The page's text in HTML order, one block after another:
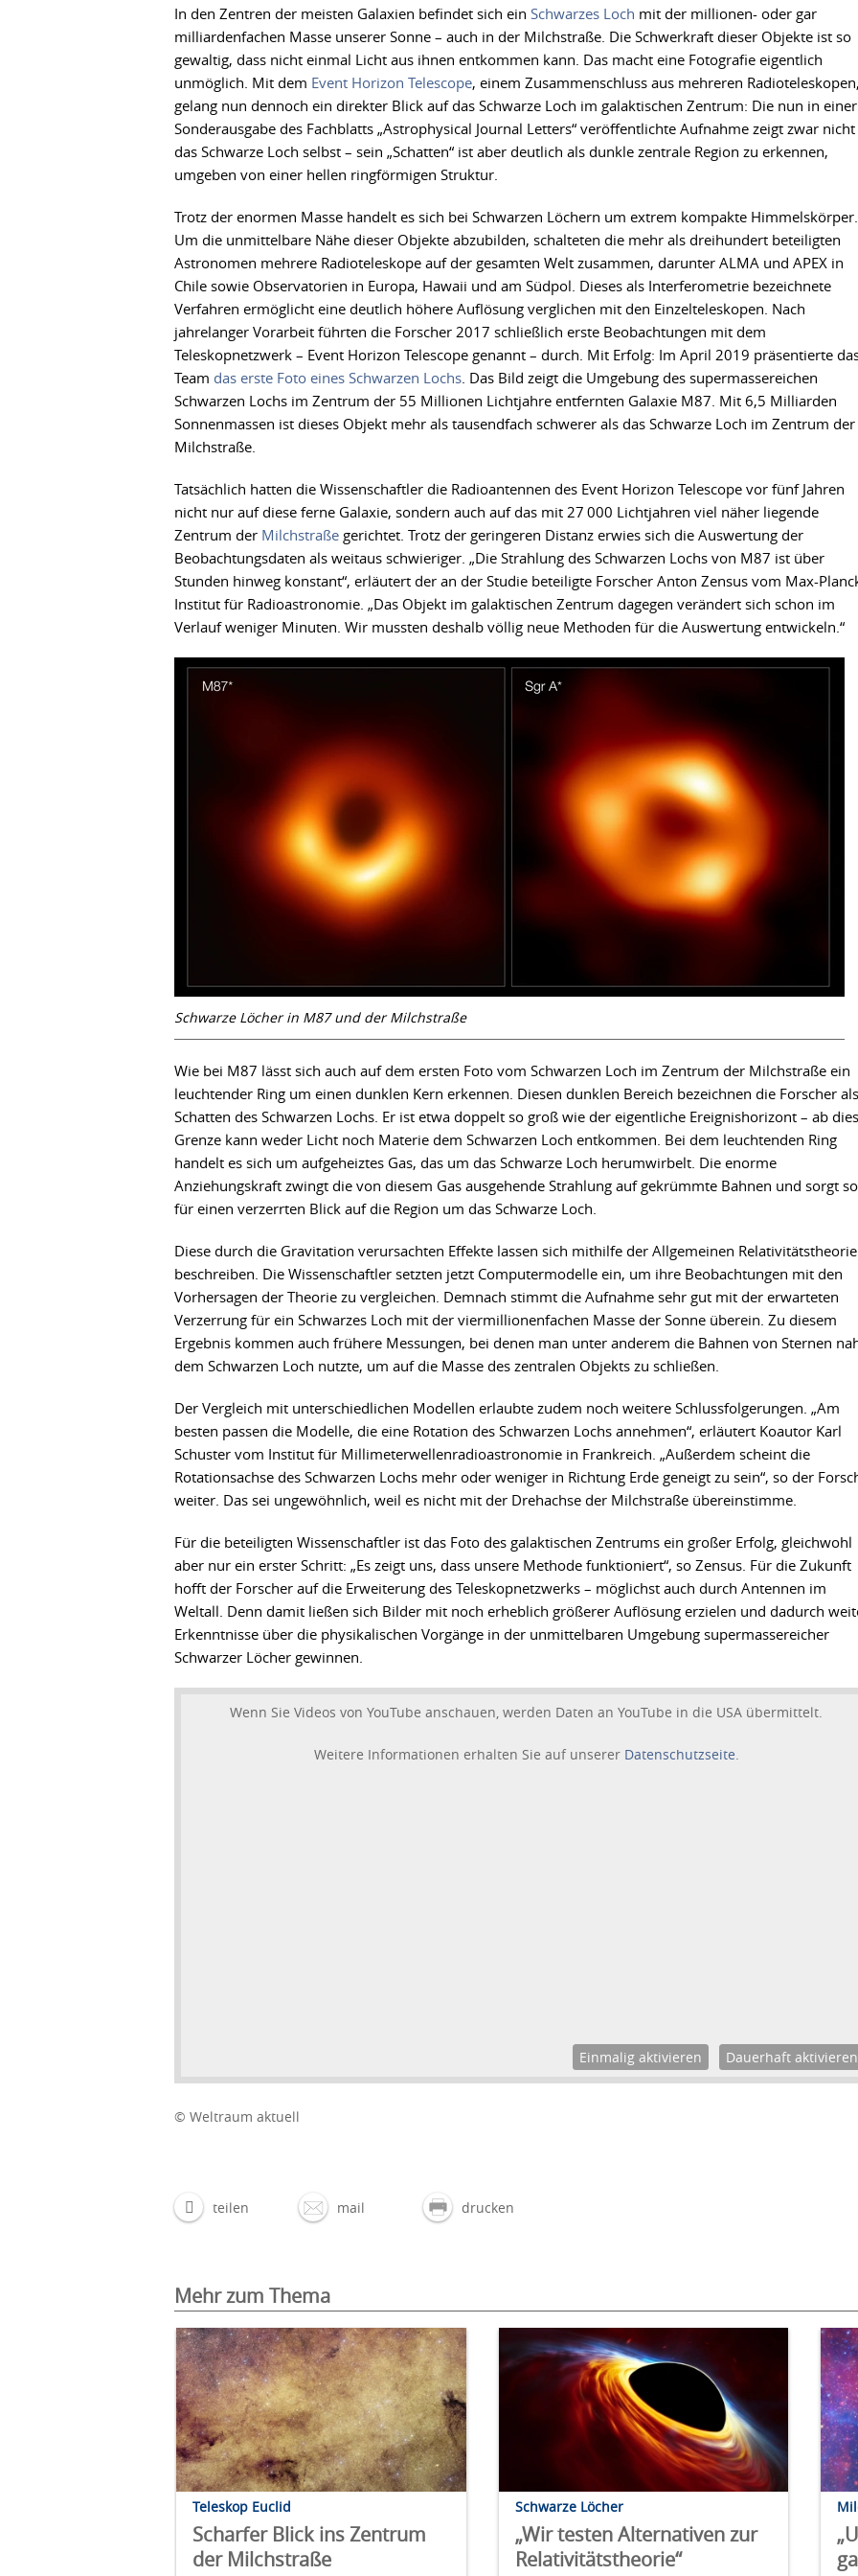
In den Zentren der meisten Galaxien befindet sich ein Schwarzes Loch mit der millionen- oder gar
milliardenfachen Masse unserer Sonne – auch in der Milchstraße. Die Schwerkraft dieser Objekte ist so
gewaltig, dass nicht einmal Licht aus ihnen entkommen kann. Das macht eine Fotografie eigentlich
unmöglich. Mit dem Event Horizon Telescope, einem Zusammenschluss aus mehreren Radioteleskopen,
gelang nun dennoch ein direkter Blick auf das Schwarze Loch im galaktischen Zentrum: Die nun in einer
Sonderausgabe des Fachblatts „Astrophysical Journal Letters“ veröffentlichte Aufnahme zeigt zwar nicht
das Schwarze Loch selbst – sein „Schatten“ ist aber deutlich als dunkle zentrale Region zu erkennen,
umgeben von einer hellen ringförmigen Struktur.
Trotz der enormen Masse handelt es sich bei Schwarzen Löchern um extrem kompakte Himmelskörper.
Um die unmittelbare Nähe dieser Objekte abzubilden, schalteten die mehr als dreihundert beteiligten
Astronomen mehrere Radioteleskope auf der gesamten Welt zusammen, darunter ALMA und APEX in
Chile sowie Observatorien in Europa, Hawaii und am Südpol. Dieses als Interferometrie bezeichnete
Verfahren ermöglicht eine deutlich höhere Auflösung verglichen mit den Einzelteleskopen. Nach
jahrelanger Vorarbeit führten die Forscher 2017 schließlich erste Beobachtungen mit dem
Teleskopnetzwerk – Event Horizon Telescope genannt – durch. Mit Erfolg: Im April 2019 präsentierte
Team das erste Foto eines Schwarzen Lochs. Das Bild zeigt die Umgebung des supermassereichen
Schwarzen Lochs im Zentrum der 55 Millionen Lichtjahre entfernten Galaxie M87. Mit 6,5 Milliarden
Sonnenmassen ist dieses Objekt mehr als tausendfach schwerer als das Schwarze Loch im Zentrum der
Milchstraße.
Tatsächlich hatten die Wissenschaftler die Radioantennen des Event Horizon Telescope vor fünf Jahren
nicht nur auf diese ferne Galaxie, sondern auch auf das mit 27 000 Lichtjahren viel näher liegende
Zentrum der Milchstraße gerichtet. Trotz der geringeren Distanz erwies sich die Auswertung der
Beobachtungsdaten als weitaus schwieriger. „Die Strahlung des Schwarzen Lochs von M87 ist über
Stunden hinweg konstant“, erläutert der an der Studie beteiligte Forscher Anton Zensus vom Max-
Institut für Radioastronomie. „Das Objekt im galaktischen Zentrum dagegen verändert sich schon im
Verlauf weniger Minuten. Wir mussten deshalb völlig neue Methoden für die Auswertung entwickeln.“
Schwarze Löcher in M87 und der Milchstraße
Wie bei M87 lässt sich auch auf dem ersten Foto vom Schwarzen Loch im Zentrum der Milchstraße ein
leuchtender Ring um einen dunklen Kern erkennen. Diesen dunklen Bereich bezeichnen die Forscher als
Schatten des Schwarzen Lochs. Er ist etwa doppelt so groß wie der eigentliche Ereignishorizont – ab
Grenze kann weder Licht noch Materie dem Schwarzen Loch entkommen. Bei dem leuchtenden Ring
handelt es sich um aufgeheiztes Gas, das um das Schwarze Loch herumwirbelt. Die enorme
Anziehungskraft zwingt die von diesem Gas ausgehende Strahlung auf gekrümmte Bahnen und sorgt so
für einen verzerrten Blick auf die Region um das Schwarze Loch.
Diese durch die Gravitation verursachten Effekte lassen sich mithilfe der Allgemeinen Relativitätstheorie
beschreiben. Die Wissenschaftler setzten jetzt Computermodelle ein, um ihre Beobachtungen mit den
Vorhersagen der Theorie zu vergleichen. Demnach stimmt die Aufnahme sehr gut mit der erwarteten
Verzerrung für ein Schwarzes Loch mit der viermillionenfachen Masse der Sonne überein. Zu diesem
Ergebnis kommen auch frühere Messungen, bei denen man unter anderem die Bahnen von Sternen
dem Schwarzen Loch nutzte, um auf die Masse des zentralen Objekts zu schließen.
Der Vergleich mit unterschiedlichen Modellen erlaubte zudem noch weitere Schlussfolgerungen. „Am
besten passen die Modelle, die eine Rotation des Schwarzen Lochs annehmen“, erläutert Koautor Karl
Schuster vom Institut für Millimeterwellenradioastronomie in Frankreich. „Außerdem scheint die
Rotationsachse des Schwarzen Lochs mehr oder weniger in Richtung Erde geneigt zu sein“, so der
weiter. Das sei ungewöhnlich, weil es nicht mit der Drehachse der Milchstraße übereinstimme.
Für die beteiligten Wissenschaftler ist das Foto des galaktischen Zentrums ein großer Erfolg, gleichwohl
aber nur ein erster Schritt: „Es zeigt uns, dass unsere Methode funktioniert“, so Zensus. Für die Zukunft
hofft der Forscher auf die Erweiterung des Teleskopnetzwerks – möglichst auch durch Antennen im
Weltall. Denn damit ließen sich Bilder mit noch erheblich größerer Auflösung erzielen und dadurch
Erkenntnisse über die physikalischen Vorgänge in der unmittelbaren Umgebung supermassereicher
Schwarzer Löcher gewinnen.
Wenn Sie Videos von YouTube anschauen, werden Daten an YouTube in die USA übermittelt.
Weitere Informationen erhalten Sie auf unserer Datenschutzseite.
Einmalig aktivieren Dauerhaft aktivieren
© Weltraum aktuell
teilen mail drucken
Mehr zum Thema
Teleskop Euclid
Scharfer Blick ins Zentrum
der Milchstraße
Schwarze Löcher
„Wir testen Alternativen zur
Relativitätstheorie“